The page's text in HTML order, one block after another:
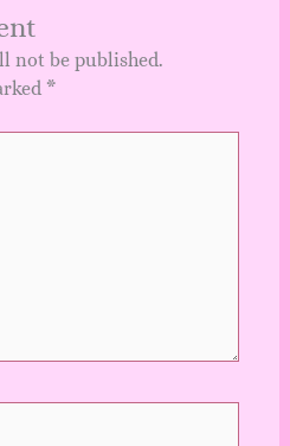
not be published.
*